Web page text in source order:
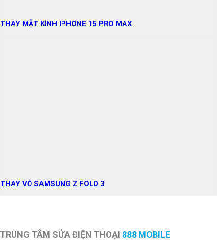
THAY MẶT KÍNH IPHONE 15 PRO MAX
THAY VỎ SAMSUNG Z FOLD 3
TRUNG TÂM SỬA ĐIỆN THOẠI 888 MOBILE